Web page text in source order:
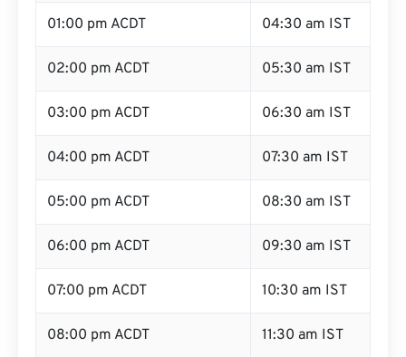
01:00 pm ACDT 04:30 am IST
02:00 pm ACDT 05:30 am IST
03:00 pm ACDT 06:30 am IST
04:00 pm ACDT 07:30 am IST
05:00 pm ACDT 08:30 am IST
06:00 pm ACDT 09:30 am IST
07:00 pm ACDT 10:30 am IST
08:00 pm ACDT 11:30 am IST